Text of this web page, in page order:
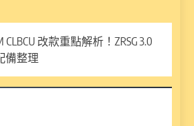
CLBCU 改款重點解析！ZRSG 3.0
備整理